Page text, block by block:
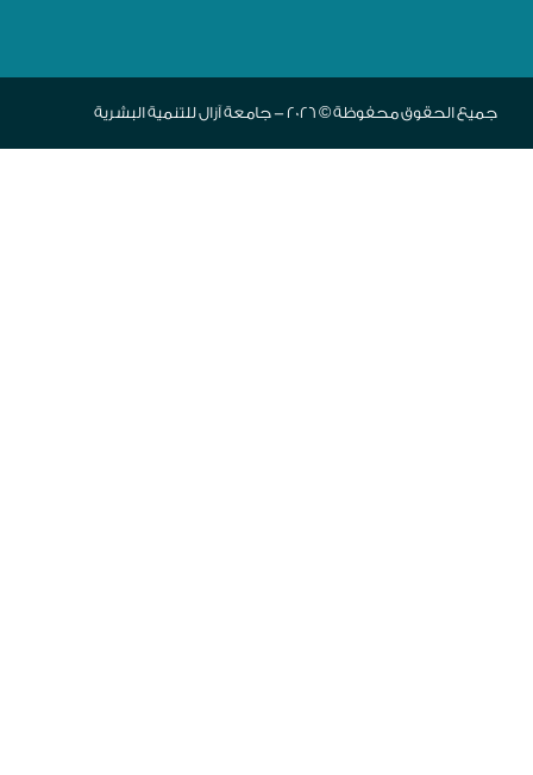
جميع الحقوق محفوظة © 2026 - جامعة آزال للتنمية البشرية